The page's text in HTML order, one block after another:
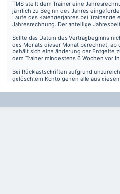
TMS stellt dem Trainer eine
jährlich zu Beginn des Jahres
Laufe des Kalenderjahres bei
Jahresrechnung. Der anteilige
Sollte das Datum des Vertragbeginns
des Monats dieser Monat berechnet, ab
behält sich eine änderung der Entgelte
dem Trainer mindestens 6 Wochen vor
Bei Rücklastschriften aufgrund
gelöschtem Konto gehen alle aus